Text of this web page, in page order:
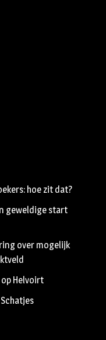
hoe zit dat?
geweldige start
over mogelijk
Helvoirt